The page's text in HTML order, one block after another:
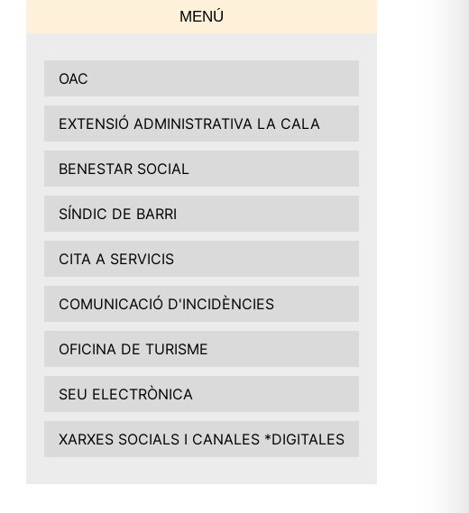
MENÚ
OAC
EXTENSIÓ ADMINISTRATIVA LA CALA
BENESTAR SOCIAL
SÍNDIC DE BARRI
CITA A SERVICIS
COMUNICACIÓ D'INCIDÈNCIES
OFICINA DE TURISME
SEU ELECTRÒNICA
XARXES SOCIALS I CANALES *DIGITALES